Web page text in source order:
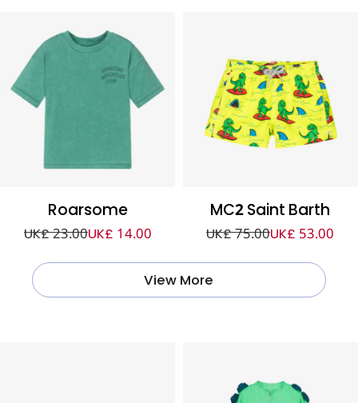
Roarsome
UK£ 23.00UK£ 14.00
MC2 Saint Barth
UK£ 75.00UK£ 53.00
View More